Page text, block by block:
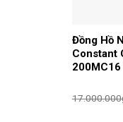
Đồng Hồ
Constant
200MC16
17.000.000